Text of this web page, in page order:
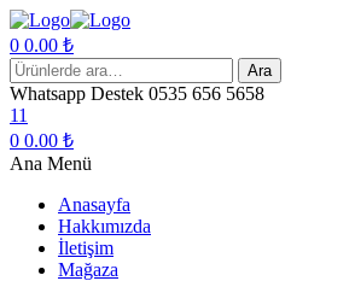
0 0.00 ₺
Menu
Ara: Ara
Whatsapp Destek 0535 656 5658
11
0 0.00 ₺
Ana Menü
Anasayfa
Hakkımızda
İletişim
Mağaza